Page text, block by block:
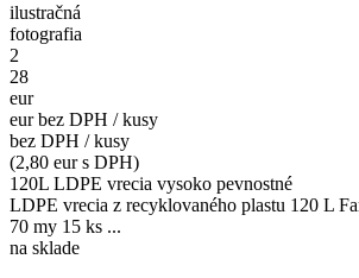
ilustračná
fotografia
2
28
eur
eur bez DPH / kusy
bez DPH / kusy
(2,80 eur s DPH)
120L LDPE vrecia vysoko pevnostné
LDPE vrecia z recyklovaného plastu 120 L
70 my 15 ks ...
na sklade